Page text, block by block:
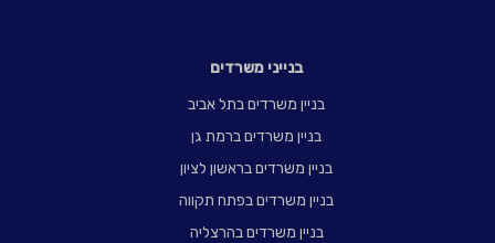
בנייני משרדים
בניין משרדים בתל אביב
בניין משרדים ברמת גן
בניין משרדים בראשון לציון
בניין משרדים בפתח תקווה
בניין משרדים בהרצליה